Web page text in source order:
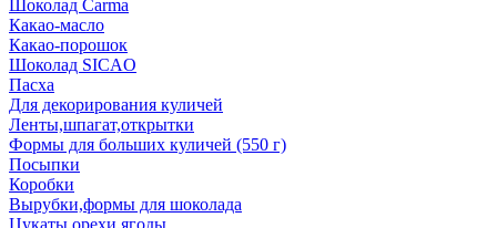
Шоколад Carma
Какао-масло
Какао-порошок
Шоколад SICAO
Пасха
Для декорирования куличей
Ленты,шпагат,открытки
Формы для больших куличей (550 г)
Посыпки
Коробки
Вырубки,формы для шоколада
Цукаты,орехи,ягоды